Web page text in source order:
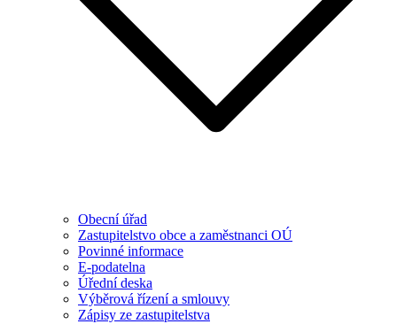
Obecní úřad
Zastupitelstvo obce a zaměstnanci OÚ
Povinné informace
E-podatelna
Úřední deska
Výběrová řízení a smlouvy
Zápisy ze zastupitelstva